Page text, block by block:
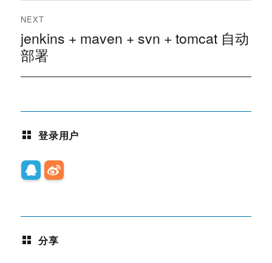
航
NEXT
Next
post:
jenkins + maven + svn + tomcat 自动
部署
登录用户
分享